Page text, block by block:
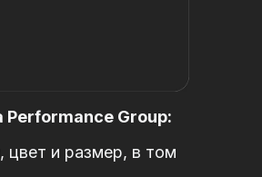
Performance Group:
и размер, в том